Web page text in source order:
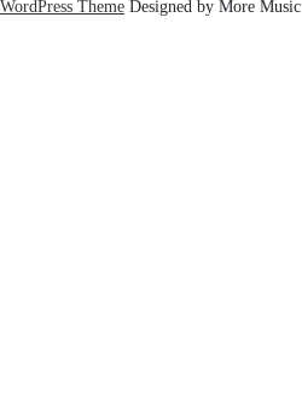
WordPress Theme Designed by More Music